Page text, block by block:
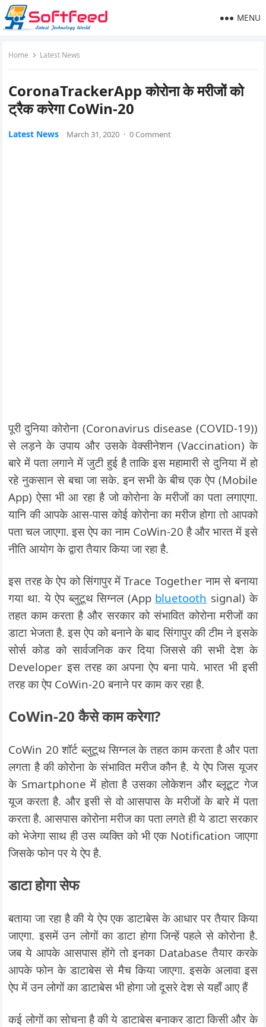
MENU
Home Latest News
CoronaTrackerApp कोरोना के मरीजों को
ट्रैक करेगा CoWin-20
Latest News March 31, 2020 · 0 Comment
पूरी दुनिया कोरोना (Coronavirus disease (COVID-19))
से लड़ने के उपाय और उसके वेक्सीनेशन (Vaccination) के
बारे में पता लगाने में जुटी हुई है ताकि इस महामारी से दुनिया में हो
रहे नुकसान से बचा जा सके. इन सभी के बीच एक ऐप (Mobile
App) ऐसा भी आ रहा है जो कोरोना के मरीजों का पता लगाएगा.
यानि की आपके आस-पास कोई कोरोना का मरीज होगा तो आपको
पता चल जाएगा. इस ऐप का नाम CoWin-20 है और भारत में इसे
नीति आयोग के द्वारा तैयार किया जा रहा है.
इस तरह के ऐप को सिंगापुर में Trace Together नाम से बनाया
गया था. ये ऐप ब्लुटूथ सिग्नल (App bluetooth signal) के
तहत काम करता है और सरकार को संभावित कोरोना मरीजों का
डाटा भेजता है. इस ऐप को बनाने के बाद सिंगापुर की टीम ने इसके
सोर्स कोड को सार्वजनिक कर दिया जिससे की सभी देश के
Developer इस तरह का अपना ऐप बना पाये. भारत भी इसी
तरह का ऐप CoWin-20 बनाने पर काम कर रहा है.
CoWin-20 कैसे काम करेगा?
CoWin 20 शॉर्ट ब्लुटूथ सिग्नल के तहत काम करता है और पता
लगता है की कोरोना के संभावित मरीज कौन है. ये ऐप जिस यूजर
के Smartphone में होता है उसका लोकेशन और ब्लूटूट गेज
यूज करता है. और इसी से वो आसपास के मरीजों के बारे में पता
करता है. आसपास कोरोना मरीज का पता लगते ही ये डाटा सरकार
को भेजेगा साथ ही उस व्यक्ति को भी एक Notification जाएगा
जिसके फोन पर ये ऐप है.
डाटा होगा सेफ
बताया जा रहा है की ये ऐप एक डाटाबेस के आधार पर तैयार किया
जाएगा. इसमें उन लोगों का डाटा होगा जिन्हें पहले से कोरोना है.
जब ये आपके आसपास होंगे तो इनका Database तैयार करके
आपके फोन के डाटाबेस से मैच किया जाएगा. इसके अलावा इस
ऐप में उन लोगों का डाटाबेस भी होगा जो दूसरे देश से यहाँ आए हैं
कई लोगों का सोचना है की ये डाटाबेस बनाकर डाटा किसी और के